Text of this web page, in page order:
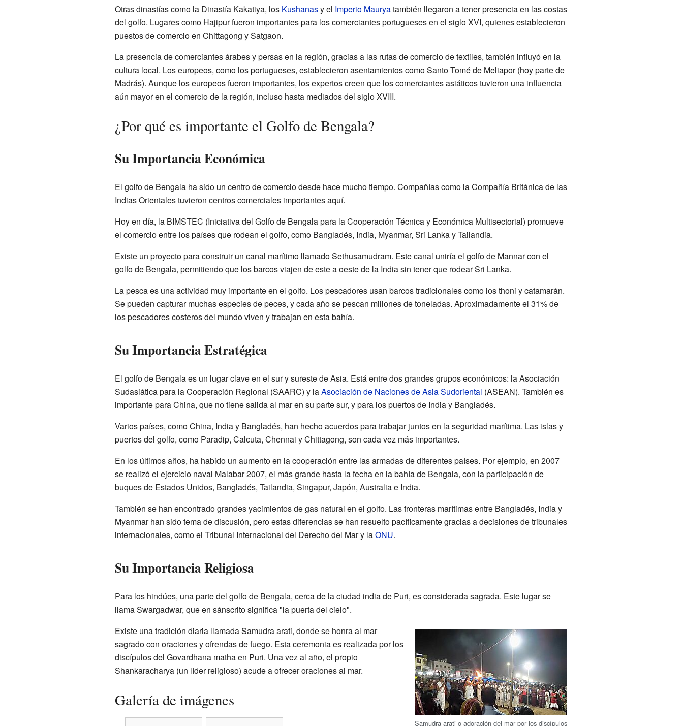
Otras dinastías como la Dinastía Kakatiya, los Kushanasy el Imperio Mauryatambién llegaron a tener presencia en las costas
del golfo. Lugares como Hajipur fueron importantes para los comerciantes portugueses en el siglo XVI, quienes establecieron
puestos de comercio en Chittagong y Satgaon.
La presencia de comerciantes árabes y persas en la región, gracias a las rutas de comercio de textiles, también influyó en la
cultura local. Los europeos, como los portugueses, establecieron asentamientos como Santo Tomé de Meliapor (hoy parte de
Madrás). Aunque los europeos fueron importantes, los expertos creen que los comerciantes asiáticos tuvieron una influencia
aún mayor en el comercio de la región, incluso hasta mediados del siglo XVIII.
¿Por qué es importante el Golfo de Bengala?
Su Importancia Económica
El golfo de Bengala ha sido un centro de comercio desde hace mucho tiempo. Compañías como la Compañía Británica de las
Indias Orientales tuvieron centros comerciales importantes aquí.
Hoy en día, la BIMSTEC (Iniciativa del Golfo de Bengala para la Cooperación Técnica y Económica Multisectorial) promueve
el comercio entre los países que rodean el golfo, como Bangladés, India, Myanmar, Sri Lanka y Tailandia.
Existe un proyecto para construir un canal marítimo llamado Sethusamudram. Este canal uniría el golfo de Mannar con el
golfo de Bengala, permitiendo que los barcos viajen de este a oeste de la India sin tener que rodear Sri Lanka.
La pesca es una actividad muy importante en el golfo. Los pescadores usan barcos tradicionales como los thoni y catamarán.
Se pueden capturar muchas especies de peces, y cada año se pescan millones de toneladas. Aproximadamente el 31% de
los pescadores costeros del mundo viven y trabajan en esta bahía.
Su Importancia Estratégica
El golfo de Bengala es un lugar clave en el sur y sureste de Asia. Está entre dos grandes grupos económicos: la Asociación
Sudasiática para la Cooperación Regional (SAARC) y laAsociación de Naciones de Asia Sudoriental (ASEAN). También es
importante para China, que no tiene salida al mar en su parte sur, y para los puertos de India y Bangladés.
Varios países, como China, India y Bangladés, han hecho acuerdos para trabajar juntos en la seguridad marítima. Las islas y
puertos del golfo, como Paradip, Calcuta, Chennai y Chittagong, son cada vez más importantes.
En los últimos años, ha habido un aumento en la cooperación entre las armadas de diferentes países. Por ejemplo, en 2007
se realizó el ejercicio naval Malabar 2007, el más grande hasta la fecha en la bahía de Bengala, con la participación de
buques de Estados Unidos, Bangladés, Tailandia, Singapur, Japón, Australia e India.
También se han encontrado grandes yacimientos de gas natural en el golfo. Las fronteras marítimas entre Bangladés, India y
Myanmar han sido tema de discusión, pero estas diferencias se han resuelto pacíficamente gracias a decisiones de tribunales
internacionales, como el Tribunal Internacional del Derecho del Mar y laONU.
Su Importancia Religiosa
Para los hindúes, una parte del golfo de Bengala, cerca de la ciudad india de Puri, es considerada sagrada. Este lugar se
llama Swargadwar, que en sánscrito significa "la puerta del cielo".
Samudra arati o adoración del mar por los discípulos
Existe una tradición diaria llamada Samudra arati, donde se honra al mar
sagrado con oraciones y ofrendas de fuego. Esta ceremonia es realizada por los
discípulos del Govardhana matha en Puri. Una vez al año, el propio
Shankaracharya (un líder religioso) acude a ofrecer oraciones al mar.
Galería de imágenes